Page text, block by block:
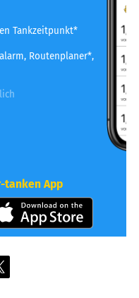
Tankzeitpunkt*
Routenplaner*,
tanken App